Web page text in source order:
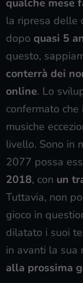
la ripresa delle
dopo quasi 5
questo,
conterrà dei
online. Lo
confermato
musiche
livello. Sono in
2077 possa
2018, con un
Tuttavia, non
gioco in
dilatato i suoi
in avanti la sua
alla prossima